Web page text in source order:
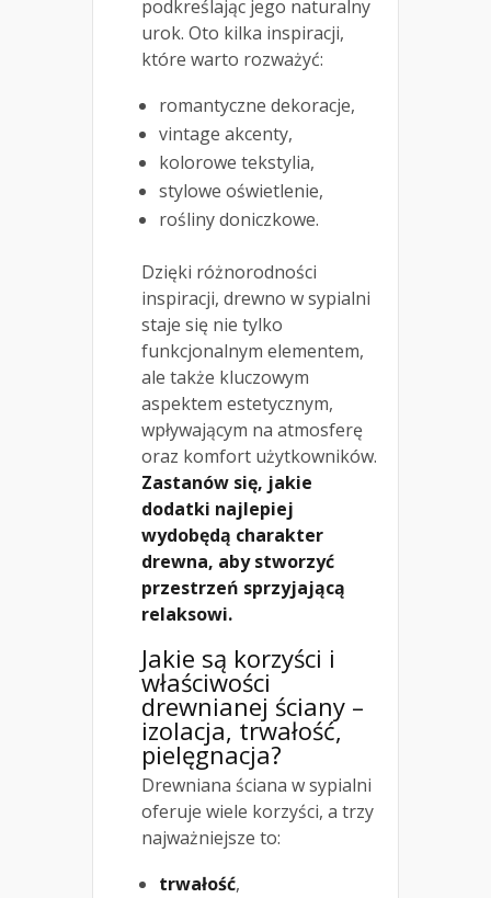
podkreślając jego naturalny
urok. Oto kilka inspiracji,
które warto rozważyć:
romantyczne dekoracje,
vintage akcenty,
kolorowe tekstylia,
stylowe oświetlenie,
rośliny doniczkowe.
Dzięki różnorodności
inspiracji, drewno w sypialni
staje się nie tylko
funkcjonalnym elementem,
ale także kluczowym
aspektem estetycznym,
wpływającym na atmosferę
oraz komfort użytkowników.
Zastanów się, jakie
dodatki najlepiej
wydobędą charakter
drewna, aby stworzyć
przestrzeń sprzyjającą
relaksowi.
Jakie są korzyści i
właściwości
drewnianej ściany –
izolacja, trwałość,
pielęgnacja?
Drewniana ściana w sypialni
oferuje wiele korzyści, a trzy
najważniejsze to:
trwałość,